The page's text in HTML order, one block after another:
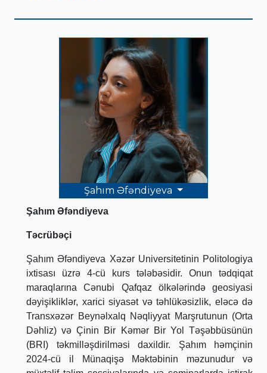
Şahım Əfəndiyeva
Şahım Əfəndiyeva
Təcrübəçi
Şahım Əfəndiyeva Xəzər Universitetinin Politologiya
ixtisası üzrə 4-cü kurs tələbəsidir. Onun tədqiqat
maraqlarına Cənubi Qafqaz ölkələrində geosiyasi
dəyişikliklər, xarici siyasət və təhlükəsizlik, eləcə də
Transxəzər Beynəlxalq Nəqliyyat Marşrutunun (Orta
Dəhliz) və Çinin Bir Kəmər Bir Yol Təşəbbüsünün
(BRI) təkmilləşdirilməsi daxildir. Şahım həmçinin
2024-cü il Münaqişə Məktəbinin məzunudur və